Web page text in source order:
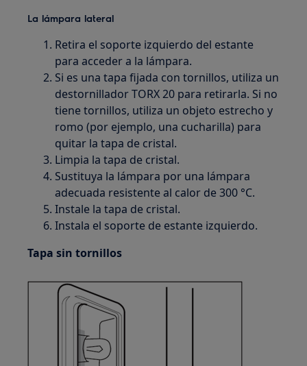
La lámpara lateral
Retira el soporte izquierdo del estante
para acceder a la lámpara.
Si es una tapa fijada con tornillos, utiliza un
destornillador TORX 20 para retirarla. Si no
tiene tornillos, utiliza un objeto estrecho y
romo (por ejemplo, una cucharilla) para
quitar la tapa de cristal.
Limpia la tapa de cristal.
Sustituya la lámpara por una lámpara
adecuada resistente al calor de 300 °C.
Instale la tapa de cristal.
Instala el soporte de estante izquierdo.
Tapa sin tornillos